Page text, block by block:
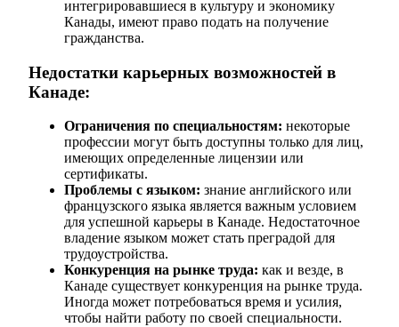
интегрировавшиеся в культуру и экономику
Канады, имеют право подать на получение
гражданства.
Недостатки карьерных возможностей в
Канаде:
Ограничения по специальностям: некоторые
профессии могут быть доступны только для лиц,
имеющих определенные лицензии или
сертификаты.
Проблемы с языком: знание английского или
французского языка является важным условием
для успешной карьеры в Канаде. Недостаточное
владение языком может стать преградой для
трудоустройства.
Конкуренция на рынке труда: как и везде, в
Канаде существует конкуренция на рынке труда.
Иногда может потребоваться время и усилия,
чтобы найти работу по своей специальности.